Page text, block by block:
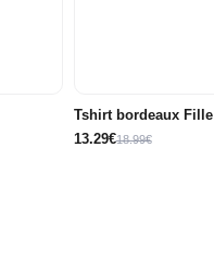
Tshirt bordeaux Fille
13.29€18.99€